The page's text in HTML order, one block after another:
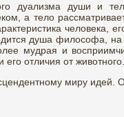
дуализма души и
а тело
человека,
душа философа,
мудрая и
отличия от животного.
миру идей.